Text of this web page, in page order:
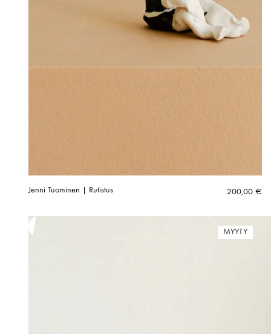
Jenni Tuominen | Rutistus 200,00 €
MYYTY